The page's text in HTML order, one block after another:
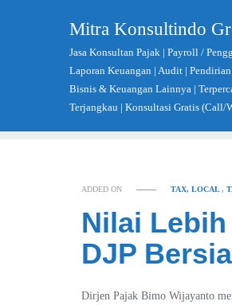
Mitra Konsultindo
Jasa Konsultan Pajak | Payroll /
Laporan Keuangan | Audit |
Bisnis & Keuangan Lainnya |
Terjangkau | Konsultasi Gratis (Call/
ADDED ON TAX, LOCAL,
Nilai
DJP
Dirjen Pajak Bimo Wijayanto